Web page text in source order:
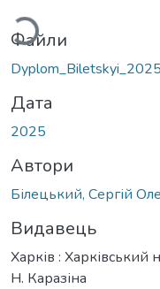
Файли
Дата
2025
Автори
Білецький, Сергій
Видавець
Харків : Харківський
Н. Каразіна